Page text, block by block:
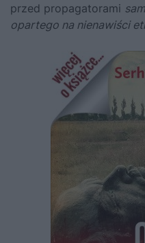
przed propagatorami
opartego na nienawiści